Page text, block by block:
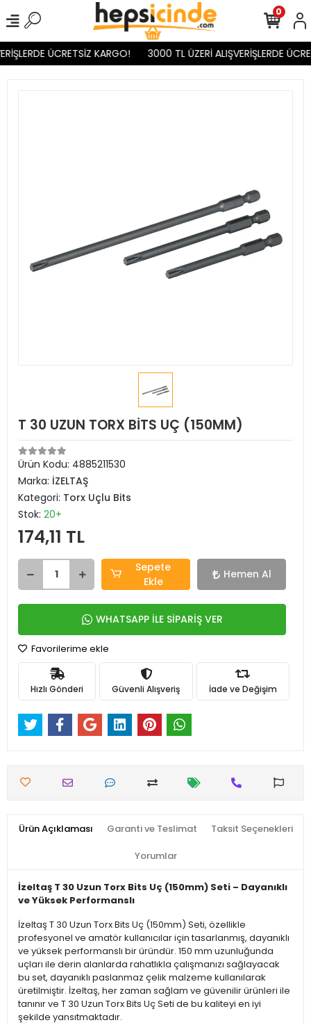
ÜCRETSİZ KARGO! 3000 TL ÜZERİ ALIŞVERİŞLERDE
0
T 30 UZUN TORX BİTS UÇ (150MM)
Ürün Kodu: 4885211530
Marka: İZELTAŞ
Kategori: Torx Uçlu Bits
Stok: 20+
174,11 TL
Sepete
Ekle
Hemen Al
WHATSAPP İLE SİPARİŞ VER
Favorilerime ekle
Hızlı Gönderi Güvenli Alışveriş İade ve Değişim
Ürün Açıklaması Garanti ve Teslimat Taksit Seçenekleri
Yorumlar
İzeltaş T 30 Uzun Torx Bits Uç (150mm) Seti – Dayanıklı
ve Yüksek Performanslı
İzeltaş T 30 Uzun Torx Bits Uç (150mm) Seti, özellikle
profesyonel ve amatör kullanıcılar için tasarlanmış, dayanıklı
ve yüksek performanslı bir üründür. 150 mm uzunluğunda
uçları ile derin alanlarda rahatlıkla çalışmanızı sağlayacak
bu set, dayanıklı paslanmaz çelik malzeme kullanılarak
üretilmiştir. İzeltaş, her zaman sağlam ve güvenilir ürünleri ile
tanınır ve T 30 Uzun Torx Bits Uç Seti de bu kaliteyi en iyi
şekilde yansıtmaktadır.